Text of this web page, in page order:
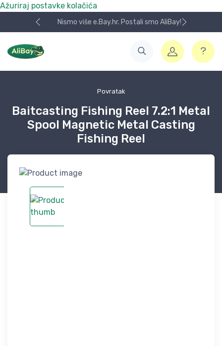
Ažuriraj postavke kolačića
Nismo više e.Bay.hr. Postali smo AliBay!
Povratak
Baitcasting Fishing Reel 7.2:1 Metal
Spool Magnetic Metal Casting
Fishing Reel